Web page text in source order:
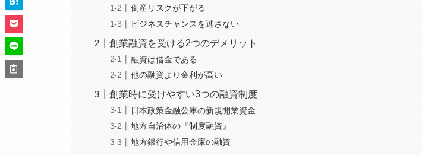
倒産リスクが下がる
ビジネスチャンスを逃さない
創業融資を受ける2つのデメリット
融資は借金である
他の融資より金利が高い
創業時に受けやすい3つの融資制度
日本政策金融公庫の新規開業資金
地方自治体の『制度融資』
地方銀行や信用金庫の融資